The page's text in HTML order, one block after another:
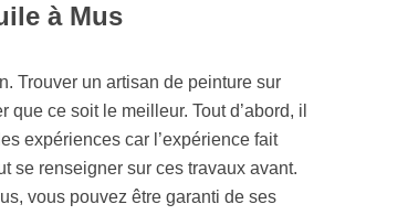
à Mus
Trouver un artisan de peinture sur
ce soit le meilleur. Tout d’abord, il
expériences car l’expérience fait
se renseigner sur ces travaux avant.
vous pouvez être garanti de ses